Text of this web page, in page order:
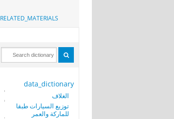
RELATED_MATERIALS
data_dictionary
الغلاف
توزيع السيارات طبقا
للماركة والعمر